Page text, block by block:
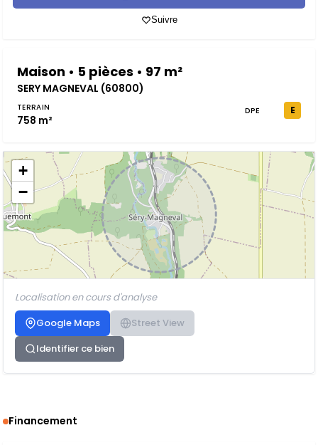
Suivre
Maison • 5 pièces • 97 m²
SERY MAGNEVAL (60800)
TERRAIN
758 m²
DPE E
+
−
Localisation en cours d'analyse
Google Maps
Street View
Identifier ce bien
Financement